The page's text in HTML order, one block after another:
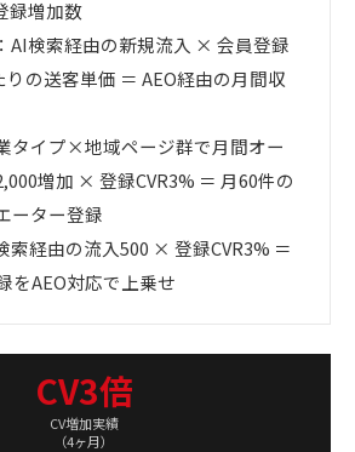
録増加数
AI検索経由の新規流入 × 会員登録
の送客単価 ＝ AEO経由の月間収
タイプ×地域ページ群で月間オー
増加 × 登録CVR3% ＝ 月60件の
ーター登録
索経由の流入500 × 登録CVR3% ＝
をAEO対応で上乗せ
CV3倍
CV増加実績
（4ヶ月）